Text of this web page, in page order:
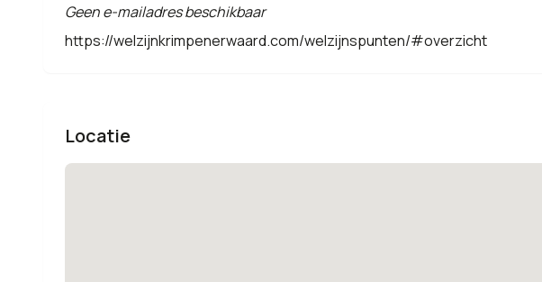
Geen e-mailadres beschikbaar
https://welzijnkrimpenerwaard.com/welzijnspunten/#overzicht
Locatie